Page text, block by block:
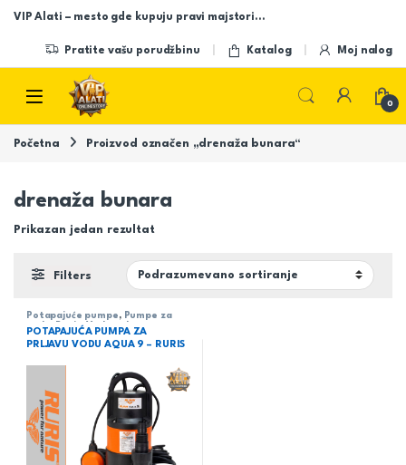
Skip to navigation
Skip to content
VIP Alati – mesto gde kupuju pravi majstori…
Pratite vašu porudžbinu Katalog Moj nalog
Open
0
Početna Proizvod označen „drenaža bunara“
drenaža bunara
Prikazan jedan rezultat
Filters
Potapajuće pumpe , Pumpe za
vodu,Rusis, Vodovod
POTAPAJUĆA PUMPA ZA
PRLJAVU VODU AQUA 9 – RURIS